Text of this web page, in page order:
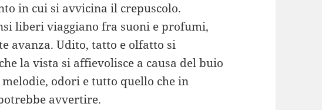
in cui si avvicina il crepuscolo.
liberi viaggiano fra suoni e profumi,
avanza. Udito, tatto e olfatto si
la vista si affievolisce a causa del buio
melodie, odori e tutto quello che in
avvertire.